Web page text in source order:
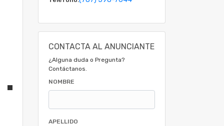
CONTACTA AL ANUNCIANTE
¿Alguna duda o Pregunta?
Contáctanos.
NOMBRE
APELLIDO